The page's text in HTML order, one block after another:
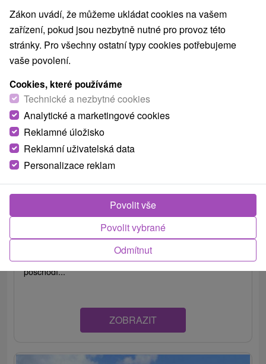
Privát Klonga Smrečany
Smrečany
Privát situovaný v pokojnej časti obce Smrečany na
Liptove, pod panorámou Západných Tatier. Na
poschodí...
ZOBRAZIT
Zákon uvádí, že můžeme ukládat cookies na vašem
zařízení, pokud jsou nezbytně nutné pro provoz této
stránky. Pro všechny ostatní typy cookies potřebujeme
vaše povolení.
Cookies, které používáme
Technické a nezbytné cookies
Analytické a marketingové cookies
Reklamné úložisko
Reklamní uživatelská data
Personalizace reklam
Odmítnut
Povolit vybrané
Povolit vše